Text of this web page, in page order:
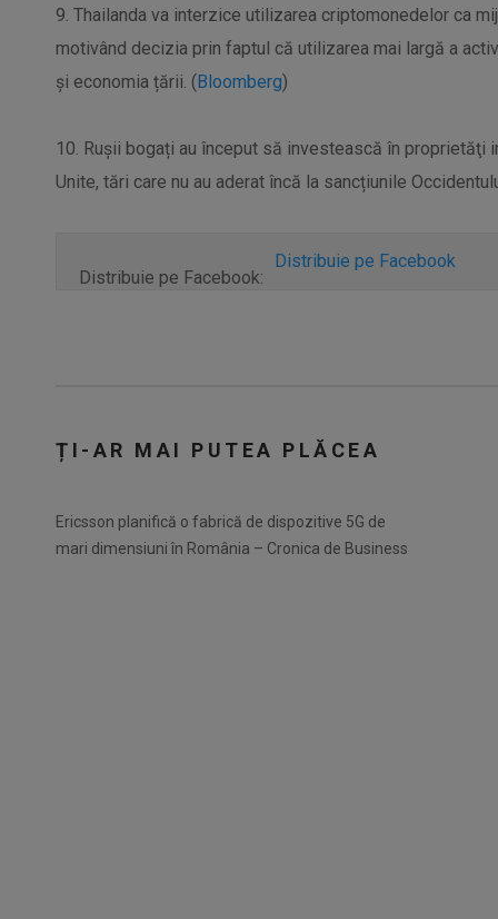
9. Thailanda va interzice utilizarea criptomonedelor ca
motivând decizia prin faptul că utilizarea mai largă a
și economia țării. (Bloomberg)
10. Ruşii bogați au început să investească în proprietăţi
Unite, tări care nu au aderat încă la sancțiunile
Distribuie pe Facebook:
Distribuie pe Facebook
ȚI-AR MAI PUTEA PLĂCEA
Ericsson planifică o fabrică de dispozitive 5G de
mari dimensiuni în România – Cronica de Business